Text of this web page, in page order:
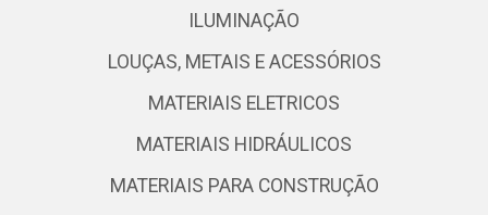
ILUMINAÇÃO
LOUÇAS, METAIS E ACESSÓRIOS
MATERIAIS ELETRICOS
MATERIAIS HIDRÁULICOS
MATERIAIS PARA CONSTRUÇÃO